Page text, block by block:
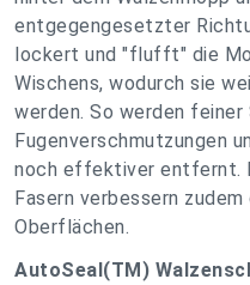
entgegengesetzter
lockert und "flufft" die
Wischens, wodurch sie
werden. So werden feiner
Fugenverschmutzungen
noch effektiver entfernt.
Fasern verbessern
Oberflächen.
AutoSeal(TM)